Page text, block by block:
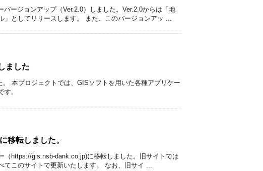
ージョンアップ（Ver.2.0）しました。Ver.2.0からは「地
」としてリリースします。 また、このバージョンアッ ...
ました
本プロジェクトでは、GISソフトを用いた各種アプリケー
。
移転しました。
（https://gis.nsb-dank.co.jp)に移転しました。旧サイトでは
てこのサイトで更新いたします。 なお、旧サイ ...